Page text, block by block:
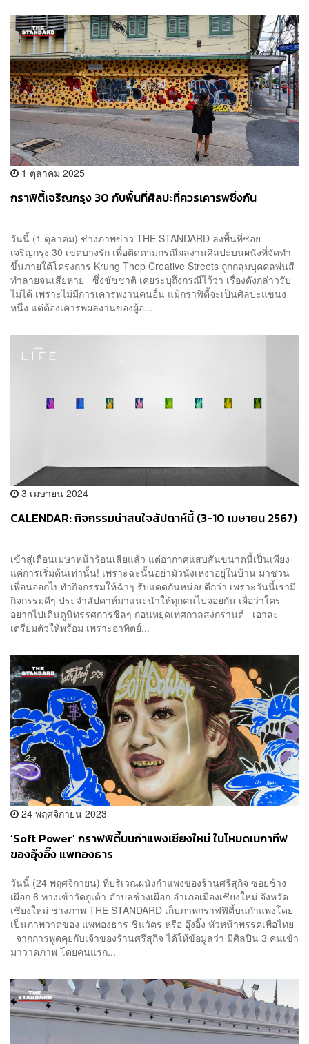
1 ตุลาคม 2025
กราฟิตี้เจริญกรุง 30 กับพื้นที่ศิลปะที่ควรเคารพซึ่งกัน
วันนี้ (1 ตุลาคม) ช่างภาพข่าว THE STANDARD ลงพื้นที่ซอย
เจริญกรุง 30 เขตบางรัก เพื่อติดตามกรณีผลงานศิลปะบนผนังที่จัดทำ
ขึ้นภายใต้โครงการ Krung Thep Creative Streets ถูกกลุ่มบุคคลพ่นสี
ทำลายจนเสียหาย ซึ่งชัชชาติ เคยระบุถึงกรณีไว้ว่า เรื่องดังกล่าวรับ
ไม่ได้ เพราะไม่มีการเคารพงานคนอื่น แม้กราฟิตี้จะเป็นศิลปะแขนง
หนึ่ง แต่ต้องเคารพผลงานของผู้อ...
3 เมษายน 2024
CALENDAR: กิจกรรมน่าสนใจสัปดาห์นี้ (3-10 เมษายน 2567)
เข้าสู่เดือนเมษาหน้าร้อนเสียแล้ว แต่อากาศแสบสันขนาดนี้เป็นเพียง
แค่การเริ่มต้นเท่านั้น! เพราะฉะนั้นอย่ามัวนั่งเหงาอยู่ในบ้าน มาชวน
เพื่อนออกไปทำกิจกรรมให้ฉ่ำๆ รับแดดกันหน่อยดีกว่า เพราะวันนี้เรามี
กิจกรรมดีๆ ประจำสัปดาห์มาแนะนำให้ทุกคนไปจอยกัน เผื่อว่าใคร
อยากไปเดินดูนิทรรศการชิลๆ ก่อนหยุดเทศกาลสงกรานต์ เอาละ
เตรียมตัวให้พร้อม เพราะอาทิตย์...
24 พฤศจิกายน 2023
‘Soft Power’ กราฟฟิตี้บนกำแพงเชียงใหม่ ในโหมดเนกาทีฟ
ของอุ๊งอิ๊ง แพทองธาร
วันนี้ (24 พฤศจิกายน) ที่บริเวณผนังกำแพงของร้านศรีสุกิจ ซอยช้าง
เผือก 6 ทางเข้าวัดกู่เต้า ตำบลช้างเผือก อำเภอเมืองเชียงใหม่ จังหวัด
เชียงใหม่ ช่างภาพ THE STANDARD เก็บภาพกราฟฟิตี้บนกำแพงโดย
เป็นภาพวาดของ แพทองธาร ชินวัตร หรือ อุ๊งอิ๊ง หัวหน้าพรรคเพื่อไทย
จากการพูดคุยกับเจ้าของร้านศรีสุกิจ ได้ให้ข้อมูลว่า มีศิลปิน 3 คนเข้า
มาวาดภาพ โดยคนแรก...